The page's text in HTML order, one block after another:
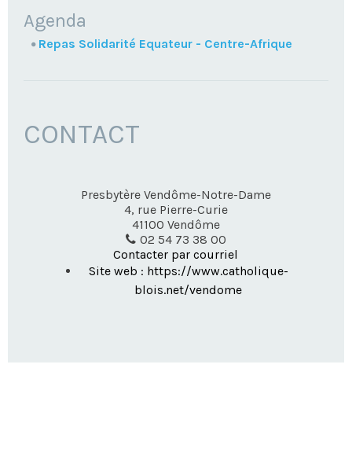
NAVIGATION
Agenda
Repas Solidarité Equateur - Centre-Afrique
CONTACT
Presbytère Vendôme-Notre-Dame
4, rue Pierre-Curie
41100 Vendôme
02 54 73 38 00
Contacter par courriel
Site web : https://www.catholique-
blois.net/vendome